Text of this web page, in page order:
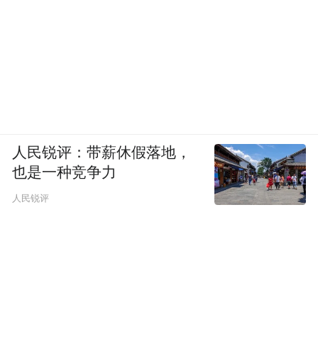
人民锐评：带薪休假落地，
也是一种竞争力
人民锐评